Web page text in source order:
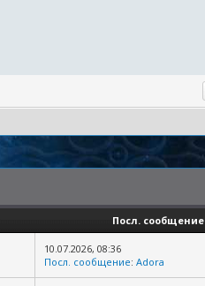
Посл. сообщение
10.07.2026, 08:36
Посл. сообщение: Adora